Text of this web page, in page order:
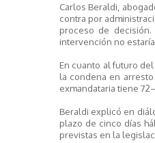
Carlos Beraldi,
contra por
proceso de
intervención no
En cuanto al futuro
la condena en
exmandataria tiene
Beraldi explicó en
plazo de cinco días
previstas en la